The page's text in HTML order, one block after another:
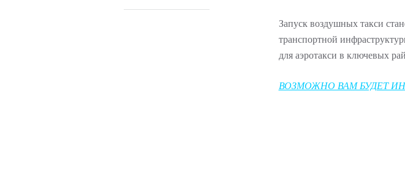
Запуск воздушных такси
транспортной
для аэротакси в ключевых
ВОЗМОЖНО ВАМ БУДЕТ